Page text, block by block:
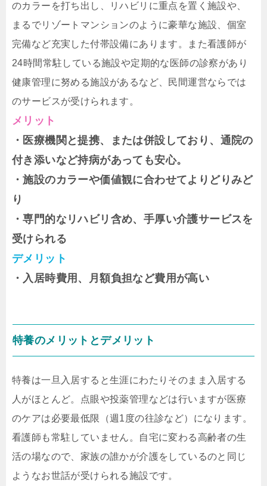
のカラーを打ち出し、リハビリに重点を置く施設や、
まるでリゾートマンションのように豪華な施設、個室
完備など充実した付帯設備にあります。また看護師が
24時間常駐している施設や定期的な医師の診察があり
健康管理に努める施設があるなど、民間運営ならでは
のサービスが受けられます。
メリット
・医療機関と提携、または併設しており、通院の
付き添いなど持病があっても安心。
・施設のカラーや価値観に合わせてよりどりみど
り
・専門的なリハビリ含め、手厚い介護サービスを
受けられる
デメリット
・入居時費用、月額負担など費用が高い
特養のメリットとデメリット
特養は一旦入居すると生涯にわたりそのまま入居する
人がほとんど。点眼や投薬管理などは行いますが医療
のケアは必要最低限（週1度の往診など）になります。
看護師も常駐していません。自宅に変わる高齢者の生
活の場なので、家族の誰かが介護をしているのと同じ
ようなお世話が受けられる施設です。